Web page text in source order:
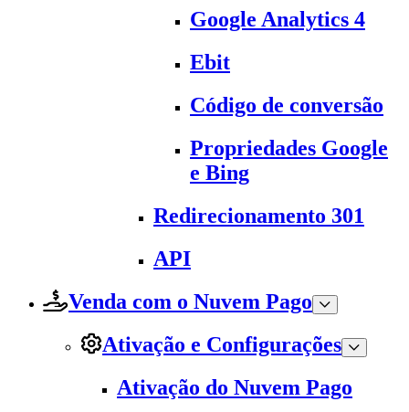
Google Analytics 4
Ebit
Código de conversão
Propriedades Google
e Bing
Redirecionamento 301
API
Venda com o Nuvem Pago
Ativação e Configurações
Ativação do Nuvem Pago